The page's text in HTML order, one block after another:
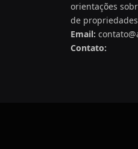
orientações
de
Email:
Contato: